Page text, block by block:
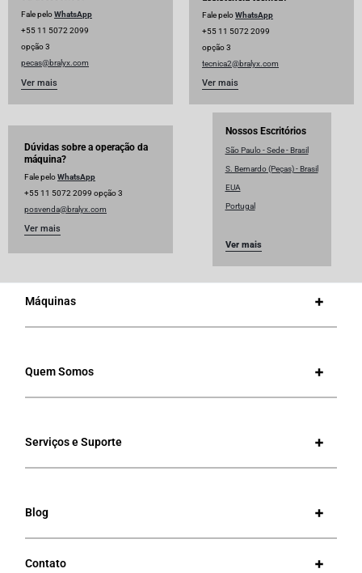
Fale peloWhatsApp
+55 11 5072 2099
opção 3
pecas@bralyx.com
Ver mais
Fale peloWhatsApp
+55 11 5072 2099
opção 3
tecnica2@bralyx.com
Ver mais
Dúvidas sobre a operação da
máquina?
Fale peloWhatsApp
+55 11 5072 2099 opção 3
posvenda@bralyx.com
Ver mais
Nossos Escritórios
São Paulo - Sede - Brasil
S. Bernardo (Peças) - Brasil
EUA
Portugal
Ver mais
Máquinas
Quem Somos
Serviços e Suporte
Blog
Contato